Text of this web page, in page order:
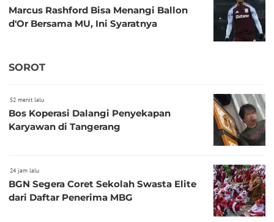
Marcus Rashford Bisa Menangi Ballon
d'Or Bersama MU, Ini Syaratnya
SOROT
52 menit lalu
Bos Koperasi Dalangi Penyekapan
Karyawan di Tangerang
24 jam lalu
BGN Segera Coret Sekolah Swasta Elite
dari Daftar Penerima MBG